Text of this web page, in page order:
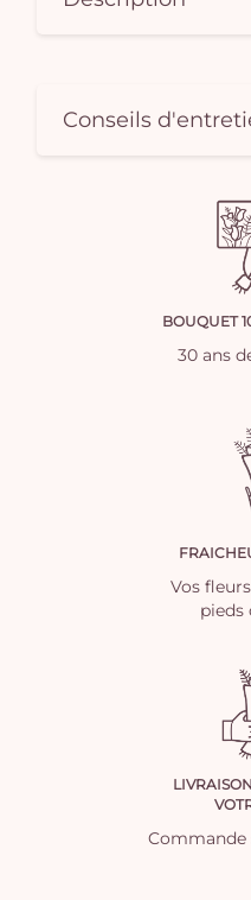
Conseils
BOUQUET
30 ans
Vos
pieds
Commande